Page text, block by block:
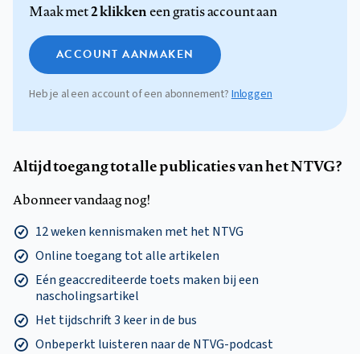
Maak met2 klikkeneen gratis account aan
ACCOUNT AANMAKEN
Heb je al een account of een abonnement? Inloggen
Altijd toegang tot alle publicaties van het NTVG?
Abonneer vandaag nog!
12 weken kennismaken met het NTVG
Online toegang tot alle artikelen
Eén geaccrediteerde toets maken bij een
nascholingsartikel
Het tijdschrift 3 keer in de bus
Onbeperkt luisteren naar de NTVG-podcast